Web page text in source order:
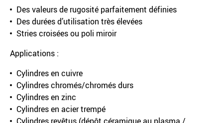
Des valeurs de rugosité parfaitement définies
Des durées d’utilisation très élevées
Stries croisées ou poli miroir
Applications :
Cylindres en cuivre
Cylindres chromés/chromés durs
Cylindres en zinc
Cylindres en acier trempé